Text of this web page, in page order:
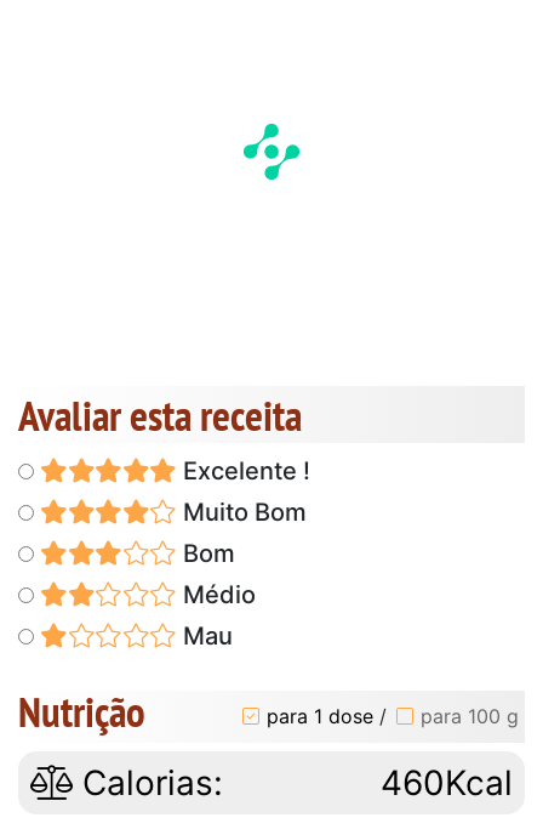
Avaliar esta receita
Excelente !
Muito Bom
Bom
Médio
Mau
Nutrição para 1 dose / para 100 g
Calorias: 460Kcal